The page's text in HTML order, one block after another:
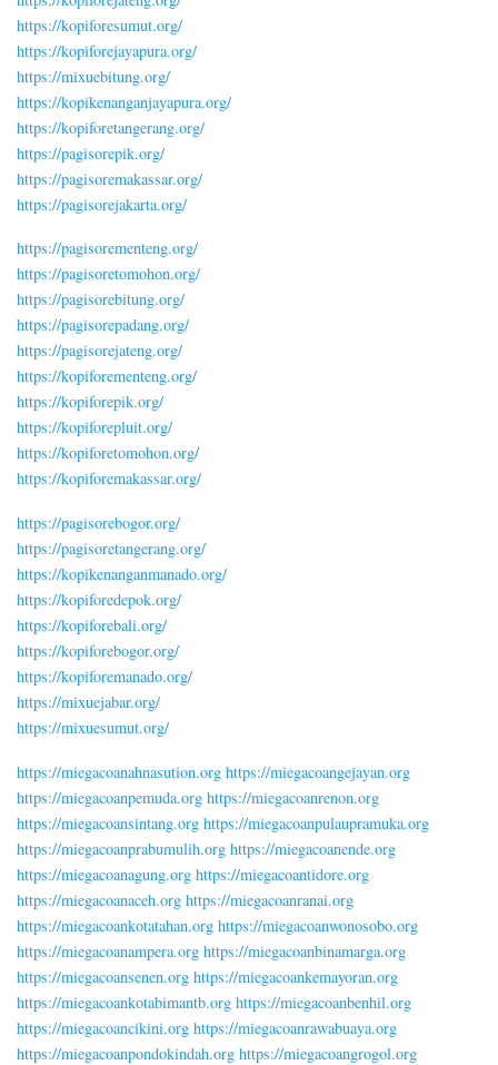
https://kopiforesumut.org/
https://kopiforejayapura.org/
https://mixuebitung.org/
https://kopikenanganjayapura.org/
https://kopiforetangerang.org/
https://pagisorepik.org/
https://pagisoremakassar.org/
https://pagisorejakarta.org/
https://pagisorementeng.org/
https://pagisoretomohon.org/
https://pagisorebitung.org/
https://pagisorepadang.org/
https://pagisorejateng.org/
https://kopiforementeng.org/
https://kopiforepik.org/
https://kopiforepluit.org/
https://kopiforetomohon.org/
https://kopiforemakassar.org/
https://pagisorebogor.org/
https://pagisoretangerang.org/
https://kopikenanganmanado.org/
https://kopiforedepok.org/
https://kopiforebali.org/
https://kopiforebogor.org/
https://kopiforemanado.org/
https://mixuejabar.org/
https://mixuesumut.org/
https://miegacoanahnasution.org https://miegacoangejayan.org
https://miegacoanpemuda.org https://miegacoanrenon.org
https://miegacoansintang.org https://miegacoanpulaupramuka.org
https://miegacoanprabumulih.org https://miegacoanende.org
https://miegacoanagung.org https://miegacoantidore.org
https://miegacoanaceh.org https://miegacoanranai.org
https://miegacoankotatahan.org https://miegacoanwonosobo.org
https://miegacoanampera.org https://miegacoanbinamarga.org
https://miegacoansenen.org https://miegacoankemayoran.org
https://miegacoankotabimantb.org https://miegacoanbenhil.org
https://miegacoancikini.org https://miegacoanrawabuaya.org
https://miegacoanpondokindah.org https://miegacoangrogol.org